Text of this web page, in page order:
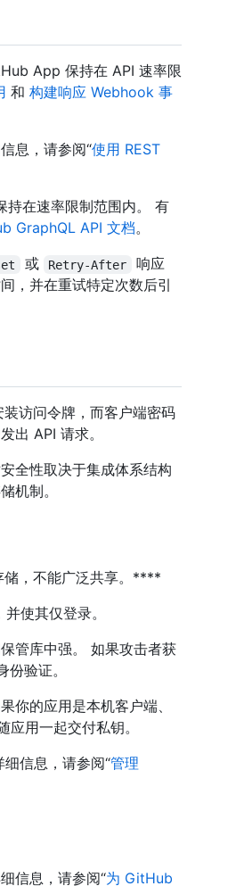
App 保持在 API 速率限
和 构建响应 Webhook 事
息，请参阅“使用 REST
持在速率限制范围内。 有
GraphQL API 文档。
或 Retry-After
响应
，并在重试特定次数后引
访问令牌，而客户端密码
出 API 请求。
全性取决于集成体系结构
机制。
储，不能广泛共享。****
并使其仅登录。
管库中强。 如果攻击者获
验证。
你的应用是本机客户端、
用一起交付私钥。
信息，请参阅“管理
信息，请参阅“为 GitHub